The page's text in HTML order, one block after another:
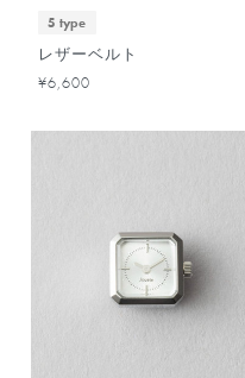
5 type
レザーベルト
¥6,600